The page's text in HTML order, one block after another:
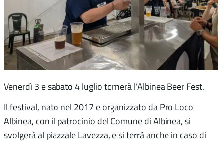
Venerdì 3 e sabato 4 luglio tornerà l’Albinea Beer Fest.
Il festival, nato nel 2017 e organizzato da Pro Loco
Albinea, con il patrocinio del Comune di Albinea, si
svolgerà al piazzale Lavezza, e si terrà anche in caso di